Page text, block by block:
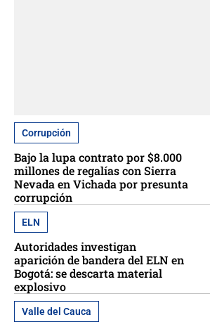
Corrupción
Bajo la lupa contrato por $8.000
millones de regalías con Sierra
Nevada en Vichada por presunta
corrupción
ELN
Autoridades investigan
aparición de bandera del ELN en
Bogotá: se descarta material
explosivo
Valle del Cauca